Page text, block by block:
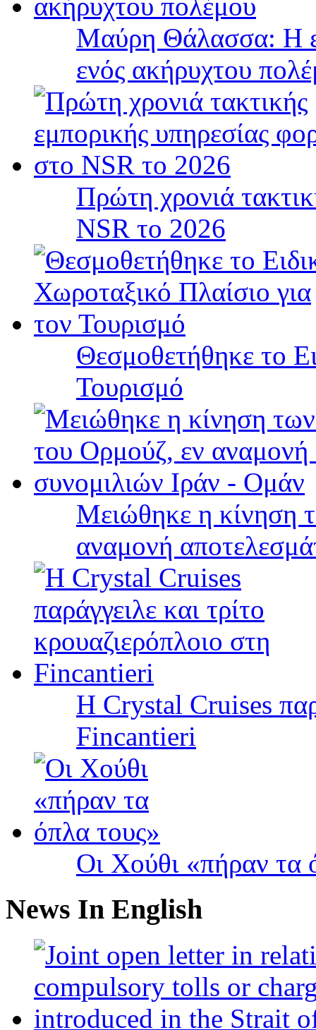
Μαύρη Θάλασσα: Η
ενός ακήρυχτου
Πρώτη χρονιά
NSR το 2026
Θεσμοθετήθηκε το
Τουρισμό
Μειώθηκε η κίνηση
αναμονή
Η Crystal Cruises
Fincantieri
Οι Χούθι «πήραν τα
News In English